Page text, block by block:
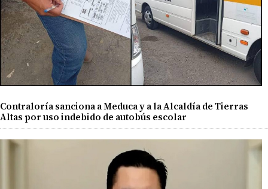
Contraloría sanciona a Meduca y a la Alcaldía de Tierras
Altas por uso indebido de autobús escolar